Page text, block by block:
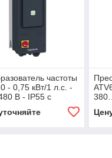
частоты
- 0,75 кВт/1 л.с. -
В - IP55 с